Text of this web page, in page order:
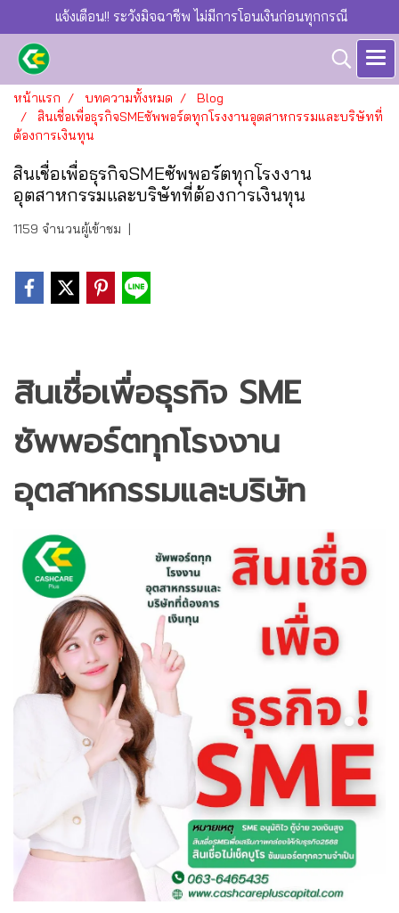
แจ้งเตือน!! ระวังมิจฉาชีพ ไม่มีการโอนเงินก่อนทุกกรณี
หน้าแรก บทความทั้งหมด
Blog
สินเชื่อเพื่อธุรกิจSMEซัพพอร์ตทุกโรงงานอุตสาหกรรมและบริษัทที่
ต้องการเงินทุน
สินเชื่อเพื่อธุรกิจSMEซัพพอร์ตทุกโรงงาน
อุตสาหกรรมและบริษัทที่ต้องการเงินทุน
1159 จำนวนผู้เข้าชม |
สินเชื่อเพื่อธุรกิจ SME
ซัพพอร์ตทุกโรงงาน
อุตสาหกรรมและบริษัท